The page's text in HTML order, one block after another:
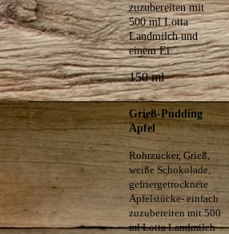
zuzubereiten mit
500 ml Lotta
Landmilch und
einem Ei
150 ml
Grieß-Pudding
Apfel
Rohrzucker, Grieß,
weiße Schokolade,
gefriergetrocknete
Apfelstücke- einfach
zuzubereiten mit 500
ml Lotta Landmilch